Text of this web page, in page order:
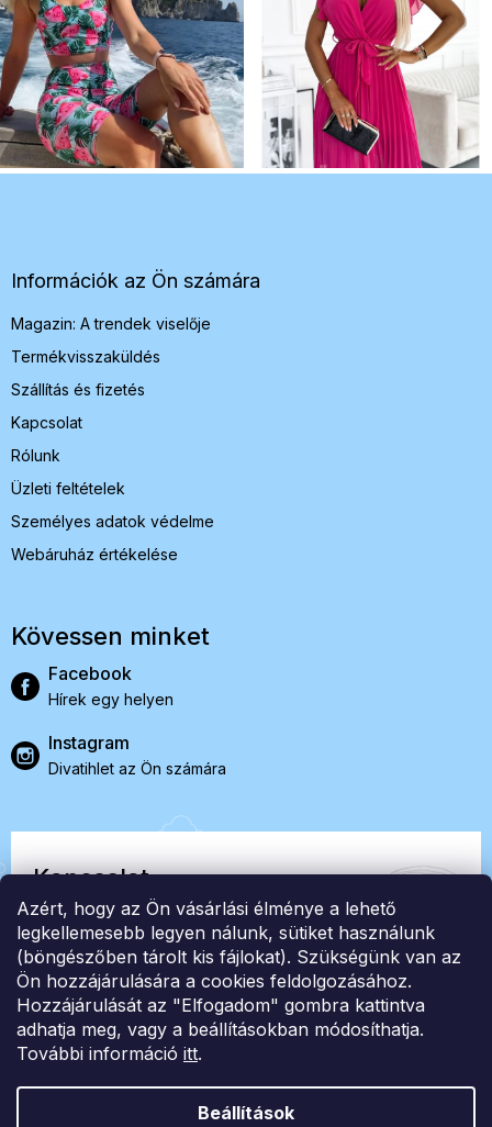
Azért, hogy az Ön vásárlási élménye a lehető
legkellemesebb legyen nálunk, sütiket használunk
(böngészőben tárolt kis fájlokat). Szükségünk van az
Ön hozzájárulására a cookies feldolgozásához.
Hozzájárulását az "Elfogadom" gombra kattintva
adhatja meg, vagy a beállításokban módosíthatja.
További információ itt.
Beállítások
Információk az Ön számára
Magazin: A trendek viselője
Termékvisszaküldés
Szállítás és fizetés
Kapcsolat
Rólunk
Üzleti feltételek
Személyes adatok védelme
Webáruház értékelése
Kövessen minket
Facebook
Hírek egy helyen
Instagram
Divatihlet az Ön számára
Kapcsolat
EasyStock s.r.o.
ID: 07727402, Adószám: CZ07727402
info@londonclub.hu